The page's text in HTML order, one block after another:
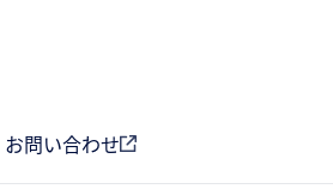
お問い合わせ